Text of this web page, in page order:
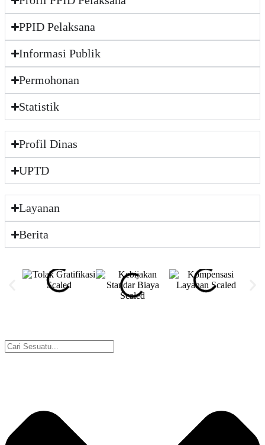
PPID Pelaksana
Informasi Publik
Permohonan
Statistik
Profil Dinas
UPTD
Layanan
Berita